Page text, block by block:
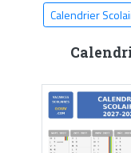
Calendrier